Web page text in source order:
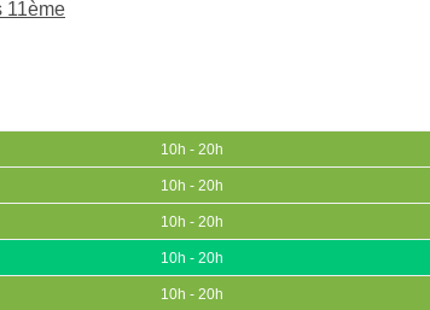
11ème
10h - 20h
10h - 20h
10h - 20h
10h - 20h
10h - 20h